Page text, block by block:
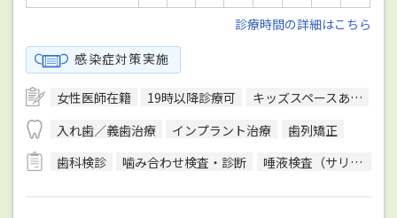
診療時間の詳細はこちら
感染症対策実施
女性医師在籍 19時以降診療可 キッズスペースあり
入れ歯／義歯治療
インプラント治療
歯列矯正
歯科検診
噛み合わせ検査・診断 唾液検査（サリバテスト）